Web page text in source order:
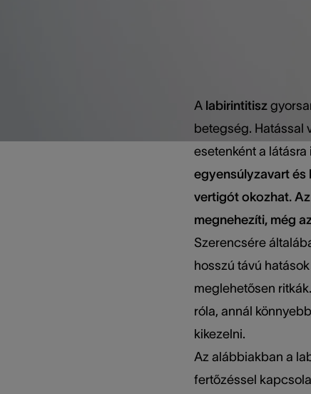
A labirintitisz
betegség. Hatással
esetenként a látásra
egyensúlyzavart és
vertigót okozhat.
megnehezíti, még
Szerencsére
hosszú távú
meglehetősen
róla, annál
kikezelni.
Az alábbiakban a
fertőzéssel